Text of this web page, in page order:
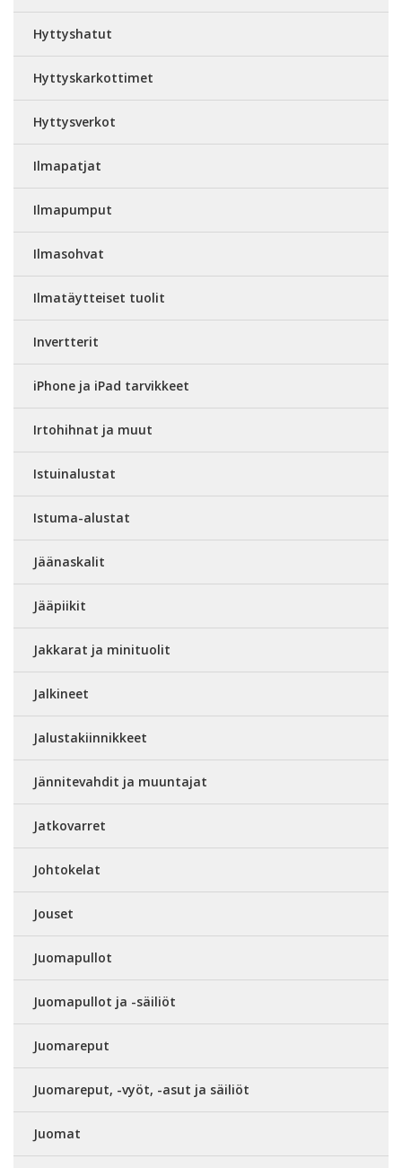
Hyttyshatut
Hyttyskarkottimet
Hyttysverkot
Ilmapatjat
Ilmapumput
Ilmasohvat
Ilmatäytteiset tuolit
Invertterit
iPhone ja iPad tarvikkeet
Irtohihnat ja muut
Istuinalustat
Istuma-alustat
Jäänaskalit
Jääpiikit
Jakkarat ja minituolit
Jalkineet
Jalustakiinnikkeet
Jännitevahdit ja muuntajat
Jatkovarret
Johtokelat
Jouset
Juomapullot
Juomapullot ja -säiliöt
Juomareput
Juomareput, -vyöt, -asut ja säiliöt
Juomat